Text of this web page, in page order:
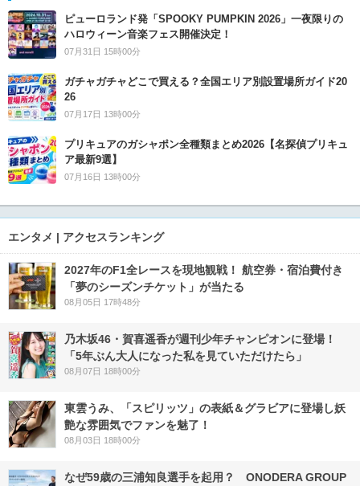
ピューロランド発「SPOOKY PUMPKIN 2026」一夜限りの
ハロウィーン音楽フェス開催決定！
07月31日 15時00分
ガチャガチャどこで買える？全国エリア別設置場所ガイド20
26
07月17日 13時00分
プリキュアのガシャポン全種類まとめ2026【名探偵プリキュ
ア最新9選】
07月16日 13時00分
エンタメ | アクセスランキング
2027年のF1全レースを現地観戦！ 航空券・宿泊費付き
「夢のシーズンチケット」が当たる
08月05日 17時48分
乃木坂46・賀喜遥香が週刊少年チャンピオンに登場！
「5年ぶん大人になった私を見ていただけたら」
08月07日 18時00分
東雲うみ、「スピリッツ」の表紙＆グラビアに登場し妖
艶な雰囲気でファンを魅了！
08月03日 18時00分
なぜ59歳の三浦知良選手を起用？ ONODERA GROUP